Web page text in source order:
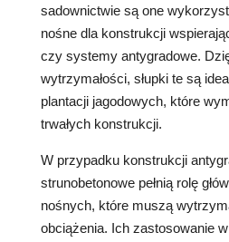
sadownictwie są one
nośne dla konstrukcji
czy systemy antygradowe.
wytrzymałości, słupki te są
plantacji jagodowych, które
trwałych konstrukcji.
W przypadku konstrukcji
strunobetonowe pełnią rolę
nośnych, które muszą
obciążenia. Ich zastosowanie